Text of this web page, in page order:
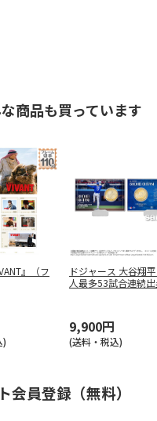
商品も買っています
』（フ
)
ドジャース 大谷翔
人最多53試合連続
9,900円
(送料・税込)
員登録（無料）